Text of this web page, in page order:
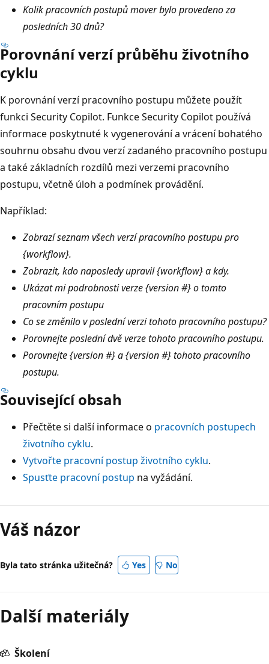
Kolik pracovních postupů mover bylo provedeno za
posledních 30 dnů?
Porovnání verzí průběhu životního
cyklu
K porovnání verzí pracovního postupu můžete použít
funkci Security Copilot. Funkce Security Copilot používá
informace poskytnuté k vygenerování a vrácení bohatého
souhrnu obsahu dvou verzí zadaného pracovního postupu
a také základních rozdílů mezi verzemi pracovního
postupu, včetně úloh a podmínek provádění.
Například:
Zobrazí seznam všech verzí pracovního postupu pro
{workflow}.
Zobrazit, kdo naposledy upravil {workflow} a kdy.
Ukázat mi podrobnosti verze {version #} o tomto
pracovním postupu
Co se změnilo v poslední verzi tohoto pracovního postupu?
Porovnejte poslední dvě verze tohoto pracovního postupu.
Porovnejte {version #} a {version #} tohoto pracovního
postupu.
Související obsah
Přečtěte si další informace o pracovních postupech
životního cyklu.
Vytvořte pracovní postup životního cyklu.
Spusťte pracovní postup na vyžádání.
Váš názor
Byla tato stránka užitečná? Yes No
Další materiály
Školení